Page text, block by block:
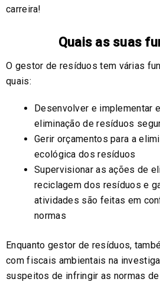
carreira!
Quais as suas
O gestor de resíduos tem várias
quais:
Desenvolver e implementar
eliminação de resíduos
Gerir orçamentos para a
ecológica dos resíduos
Supervisionar as ações de
reciclagem dos resíduos e
atividades são feitas em
normas
Enquanto gestor de resíduos,
com fiscais ambientais na
suspeitos de infringir as normas